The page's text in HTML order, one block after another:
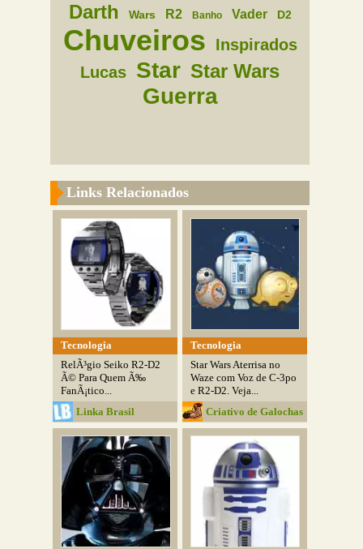
Darth Wars R2 Banho Vader D2
Chuveiros
Inspirados
Lucas Star Star Wars
Guerra
Links Relacionados
Tecnologia
RelÃ³gio Seiko R2-D2
Ã© Para Quem Ã‰
FanÃ¡tico...
Linka Brasil
Tecnologia
Star Wars Aterrisa no
Waze com Voz de C-3po
e R2-D2. Veja...
Criativo de Galochas